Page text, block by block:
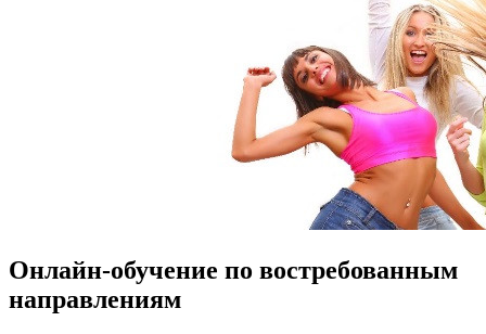
Онлайн-обучение по востребованным
направлениям